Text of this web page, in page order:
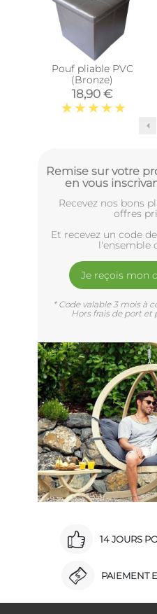
Pouf pliable PVC
(Bronze)
18,90 €
Remise sur votre
en vous
Recevez nos bons
offres
Et recevez un code
l'ensemble
Je reçois mon
* Code valable 3 mois à
Hors frais de port et
14 JOURS
PAIEMENT